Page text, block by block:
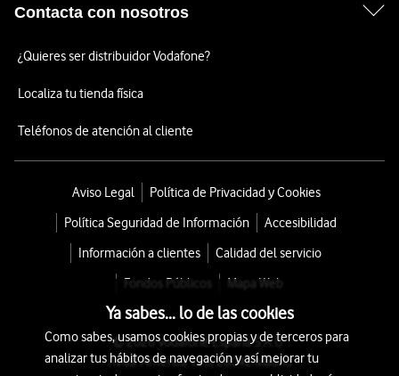
Contacta con nosotros
¿Quieres ser distribuidor Vodafone?
Localiza tu tienda física
Teléfonos de atención al cliente
Aviso Legal
Política de Privacidad y Cookies
Política Seguridad de Información
Accesibilidad
Información a clientes
Calidad del servicio
Fondos Públicos
Mapa Web
© 2026 Vodafone España S.A.U.
Avda. América 115, 28042 Madrid
Ya sabes... lo de las cookies
Como sabes, usamos cookies propias y de terceros para
analizar tus hábitos de navegación y así mejorar tu